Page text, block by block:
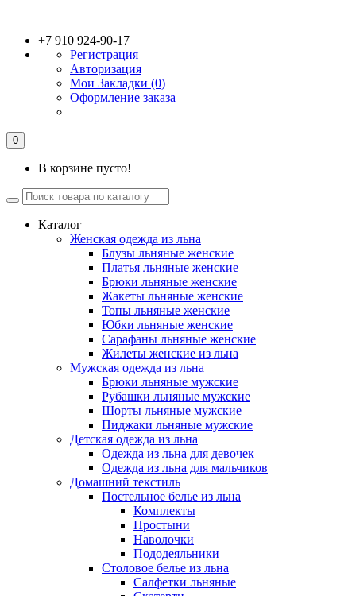
+7 910 924-90-17
Регистрация
Авторизация
Мои Закладки (0)
Оформление заказа
0
В корзине пусто!
Каталог
Женская одежда из льна
Блузы льняные женские
Платья льняные женские
Брюки льняные женские
Жакеты льняные женские
Топы льняные женские
Юбки льняные женские
Сарафаны льняные женские
Жилеты женские из льна
Мужская одежда из льна
Брюки льняные мужские
Рубашки льняные мужские
Шорты льняные мужские
Пиджаки льняные мужские
Детская одежда из льна
Одежда из льна для девочек
Одежда из льна для мальчиков
Домашний текстиль
Постельное белье из льна
Комплекты
Простыни
Наволочки
Пододеяльники
Столовое белье из льна
Салфетки льняные